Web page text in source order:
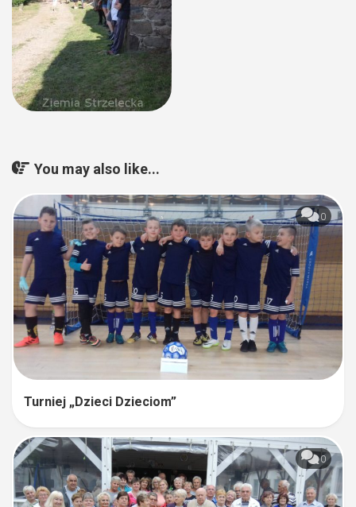
You may also like...
0
Turniej „Dzieci Dzieciom”
0